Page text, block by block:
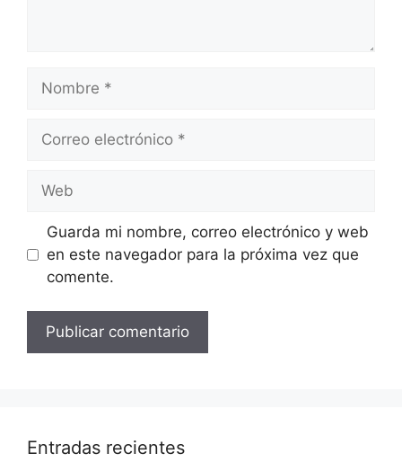
electrónico
Guarda mi nombre, correo electrónico y web
en este navegador para la próxima vez que
comente.
Entradas recientes